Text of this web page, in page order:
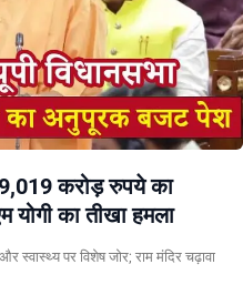
करोड़ रुपये का
का तीखा हमला
स्वास्थ्य पर विशेष जोर; राम मंदिर चढ़ावा